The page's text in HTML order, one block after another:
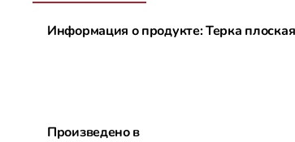
Информация о продукте: Терка
Произведено в